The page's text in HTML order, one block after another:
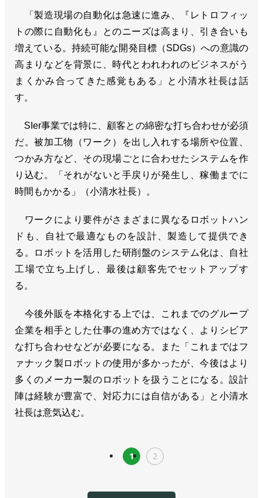
「製造現場の自動化は急速に進み、『レトロフィッ
トの際に自動化も』とのニーズは高まり、引き合いも
増えている。持続可能な開発目標（SDGs）への意識の
高まりなどを背景に、時代とわれわれのビジネスがう
まくかみ合ってきた感覚もある」と小清水社長は話
す。
SIer事業では特に、顧客との綿密な打ち合わせが必須
だ。被加工物（ワーク）を出し入れする場所や位置、
つかみ方など、その現場ごとに合わせたシステムを作
り込む。「それがないと手戻りが発生し、稼働までに
時間もかかる」（小清水社長）。
ワークにより要件がさまざまに異なるロボットハン
ドも、自社で最適なものを設計、製造して提供でき
る。ロボットを活用した研削盤のシステム化は、自社
工場で立ち上げし、最後は顧客先でセットアップす
る。
今後外販を本格化する上では、これまでのグループ
企業を相手とした仕事の進め方ではなく、よりシビア
な打ち合わせなどが必要になる。また「これまではフ
ァナック製ロボットの使用が多かったが、今後はより
多くのメーカー製のロボットを扱うことになる。設計
陣は経験が豊富で、対応力には自信がある」と小清水
社長は意気込む。
1 2